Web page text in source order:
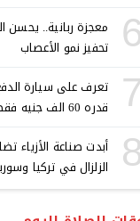
معجزة ربانية.. يحسن
تحفيز نمو الأعصاب
تعرف على سيارة
قدره 60 الف جنيه فقط
أبدت صناعة الأزياء
الزلزال في تركيا